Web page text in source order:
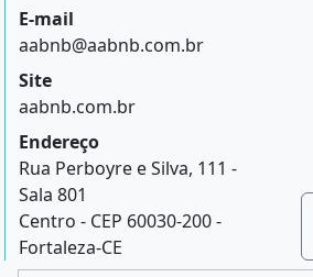
E-mail
aabnb@aabnb.com.br
Site
aabnb.com.br
Endereço
Rua Perboyre e Silva, 111 -
Sala 801
Centro - CEP 60030-200 -
Fortaleza-CE